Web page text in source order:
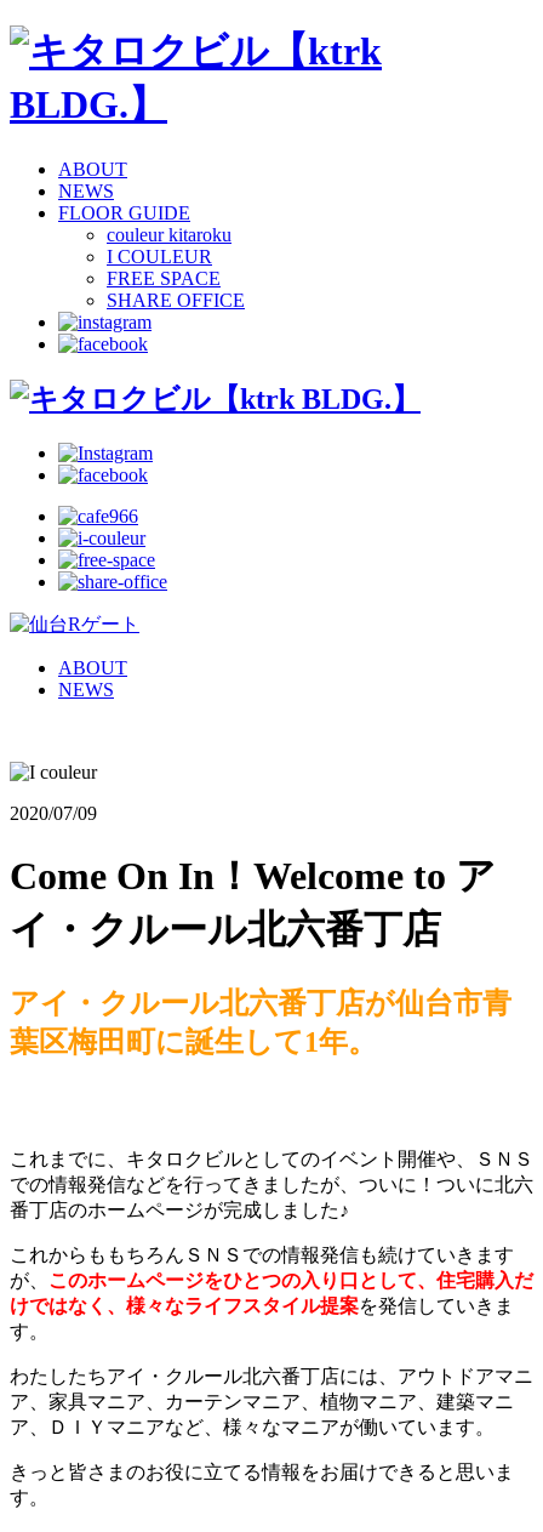
ABOUT
NEWS
FLOOR GUIDE
couleur kitaroku
I COULEUR
FREE SPACE
SHARE OFFICE
ABOUT
NEWS
2020/07/09
Come On In！Welcome to ア
イ・クルール北六番丁店
アイ・クルール北六番丁店が仙台市青
葉区梅田町に誕生して1年。
これまでに、キタロクビルとしてのイベント開催や、ＳＮＳ
での情報発信などを行ってきましたが、ついに！ついに北六
番丁店のホームページが完成しました♪
これからももちろんＳＮＳでの情報発信も続けていきます
が、 このホームページをひとつの入り口として、住宅購入だ
けではなく、様々なライフスタイル提案を発信していきま
す。
わたしたちアイ・クルール北六番丁店には、アウトドアマニ
ア、家具マニア、カーテンマニア、植物マニア、建築マニ
ア、ＤＩＹマニアなど、様々なマニアが働いています。
きっと皆さまのお役に立てる情報をお届けできると思いま
す。